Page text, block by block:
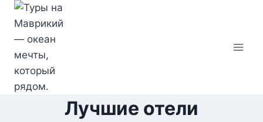
Перейти
содержимому
Лучшие отели